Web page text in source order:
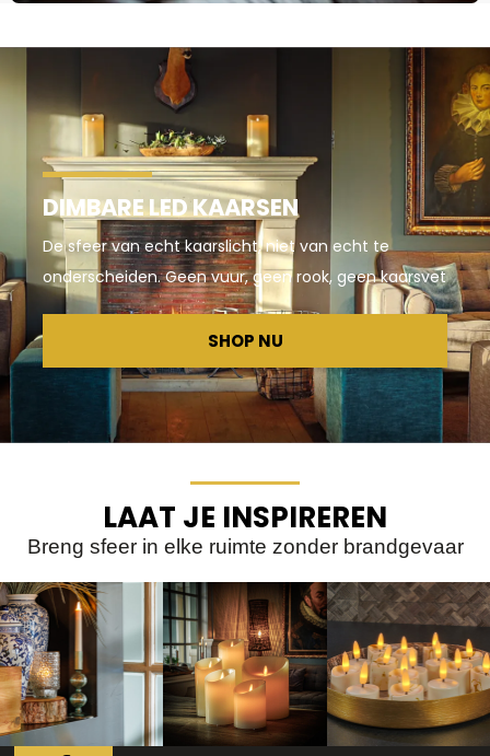
DIMBARE LED KAARSEN
De sfeer van echt kaarslicht, niet van echt te
onderscheiden. Geen vuur, geen rook, geen kaarsvet
SHOP NU
LAAT JE INSPIREREN
Breng sfeer in elke ruimte zonder brandgevaar